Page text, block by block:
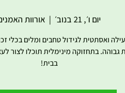
יום ו׳, 21 בנוב׳
  |
אורוות
ואסתטית לגידול טחבים ומלים בכלי
גבוהה. בתחזוקה מינימלית תוכלו לצור
בבית!